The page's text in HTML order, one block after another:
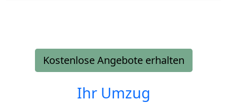
Kostenlose Angebote erhalten
Ihr Umzug